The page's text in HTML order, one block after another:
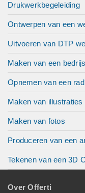
Drukwerkbegeleiding
Ontwerpen van een
Uitvoeren van DTP
Maken van een
Opnemen van een
Maken van illustraties
Maken van fotos
Produceren van een
Tekenen van een 3D
Over Offerti